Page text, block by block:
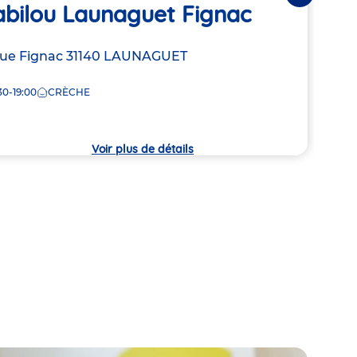
Launaguet Fignac
Fignac 31140 LAUNAGUET
19:00 CRÈCHE
Voir plus de détails